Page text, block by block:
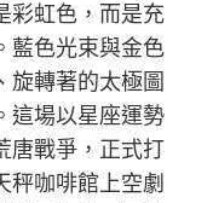
彩虹色，而是充
藍色光束與金色
旋轉著的太極圖
這場以星座運勢
唐戰爭，正式打
秤咖啡館上空劇